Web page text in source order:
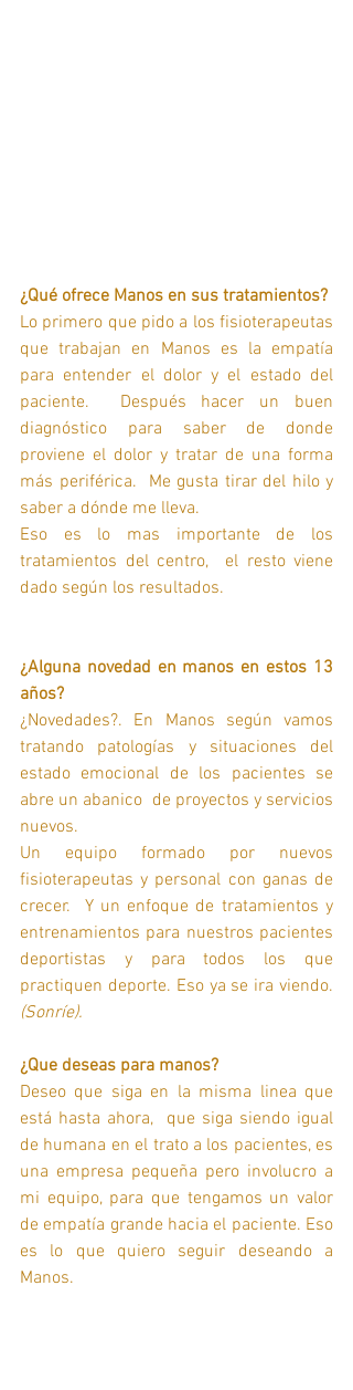
¿Qué ofrece Manos en sus tratamientos?
Lo primero que pido a los fisioterapeutas
que trabajan en Manos es la empatía
para entender el dolor y el estado del
paciente.  Después hacer un buen
diagnóstico para saber de donde
proviene el dolor y tratar de una forma
más periférica.  Me gusta tirar del hilo y
saber a dónde me lleva.
Eso es lo mas importante de los
tratamientos del centro,  el resto viene
dado según los resultados.
¿Alguna novedad en manos en estos 13
años?
¿Novedades?. En Manos según vamos
tratando patologías y situaciones del
estado emocional de los pacientes se
abre un abanico  de proyectos y servicios
nuevos.
Un equipo formado por nuevos
fisioterapeutas y personal con ganas de
crecer.  Y un enfoque de tratamientos y
entrenamientos para nuestros pacientes
deportistas y para todos los que
practiquen deporte. Eso ya se ira viendo.
(Sonríe).
¿Que deseas para manos?
Deseo que siga en la misma linea que
está hasta ahora,  que siga siendo igual
de humana en el trato a los pacientes, es
una empresa pequeña pero involucro a
mi equipo, para que tengamos un valor
de empatía grande hacia el paciente. Eso
es lo que quiero seguir deseando a
Manos.